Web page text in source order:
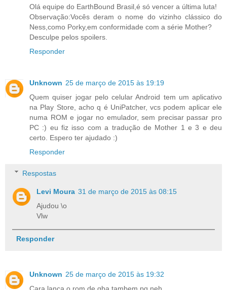
Olá equipe do EarthBound Brasil,é só vencer a última luta!
Observação:Vocês deram o nome do vizinho clássico do
Ness,como Porky,em conformidade com a série Mother?
Desculpe pelos spoilers.
Responder
Unknown 25 de março de 2015 às 19:19
Quem quiser jogar pelo celular Android tem um aplicativo
na Play Store, acho q é UniPatcher, vcs podem aplicar ele
numa ROM e jogar no emulador, sem precisar passar pro
PC :) eu fiz isso com a tradução de Mother 1 e 3 e deu
certo. Espero ter ajudado :)
Responder
Respostas
Levi Moura 31 de março de 2015 às 08:15
Ajudou \o
Vlw
Responder
Unknown 25 de março de 2015 às 19:32
Cara lança o rom de gba tambem pq neh